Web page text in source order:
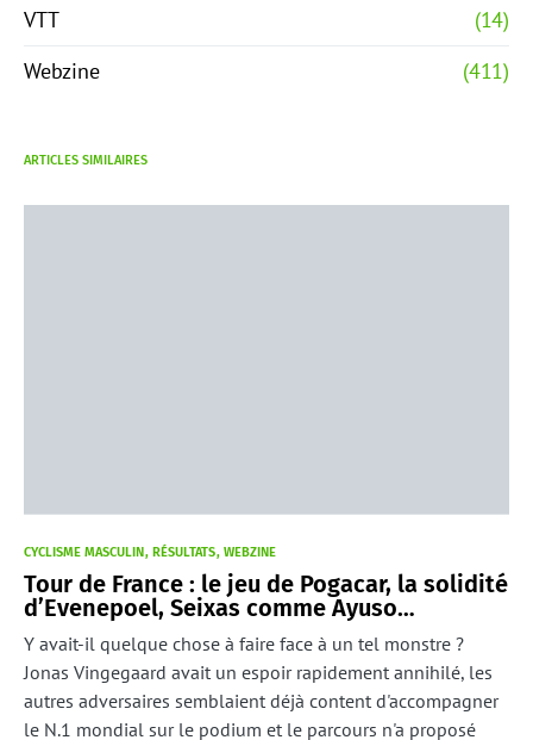
VTT
(14)
Webzine
(411)
ARTICLES SIMILAIRES
CYCLISME MASCULIN RÉSULTATS WEBZINE
Tour de France : le jeu de Pogacar, la solidité
d’Evenepoel, Seixas comme Ayuso…
Y avait-il quelque chose à faire face à un tel monstre ?
Jonas Vingegaard avait un espoir rapidement annihilé, les
autres adversaires semblaient déjà content d'accompagner
le N.1 mondial sur le podium et le parcours n'a proposé